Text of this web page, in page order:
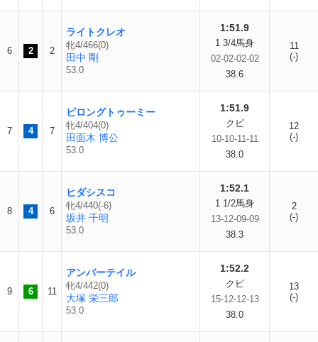
6 2 2
ライトクレオ
牝4/466(0)
田中 剛
53.0
1:51.9
1 3/4馬身
02-02-02-02
38.6
11
(-)
7 4 7
ビロングトゥーミー
牝4/404(0)
田面木 博公
53.0
1:51.9
クビ
10-10-11-11
38.0
12
(-)
8 4 6
ヒダシスコ
牝4/440(-6)
坂井 千明
53.0
1:52.1
1 1/2馬身
13-12-09-09
38.3
2
(-)
9 6 11
アンバーテイル
牝4/442(0)
大塚 栄三郎
53.0
1:52.2
クビ
15-12-12-13
38.0
13
(-)